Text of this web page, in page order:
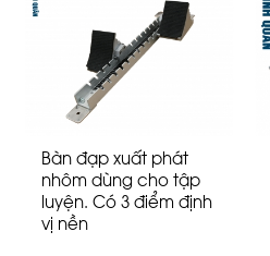
Bàn đạp xuất phát
nhôm dùng cho tập
luyện. Có 3 điểm định
vị nền